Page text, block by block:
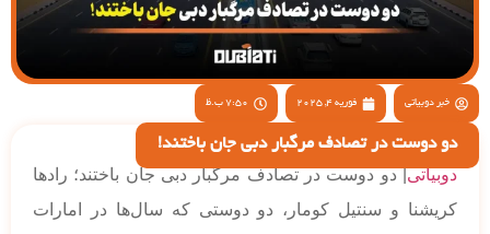
خبر دوبیاتی فوریه 4, 2025 7:50 ب.ظ
دو دوست در تصادف مرگبار دبی جان باختند!
دوبیاتی| دو دوست در تصادف مرگبار دبی جان باختند؛ رادها
کریشنا و سنتیل کومار، دو دوستی که سال‌ها در امارات